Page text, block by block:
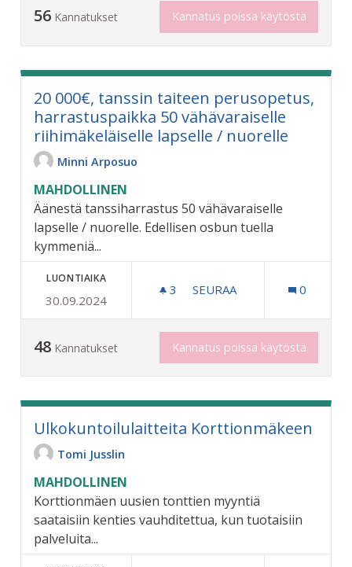
56 Kannatukset Kannatus poissa käytöstä
20 000€, tanssin taiteen perusopetus,
harrastuspaikka 50 vähävaraiselle
riihimäkeläiselle lapselle / nuorelle
Minni Arposuo
MAHDOLLINEN
Äänestä tanssiharrastus 50 vähävaraiselle
lapselle / nuorelle. Edellisen osbun tuella
kymmeniä...
LUONTIAIKA
30.09.2024
3 3 SEURAAJAA
SEURAA 0
48 Kannatukset Kannatus poissa käytöstä
Ulkokuntoilulaitteita Korttionmäkeen
Tomi Jusslin
MAHDOLLINEN
Korttionmäen uusien tonttien myyntiä
saataisiin kenties vauhditettua, kun tuotaisiin
palveluita...